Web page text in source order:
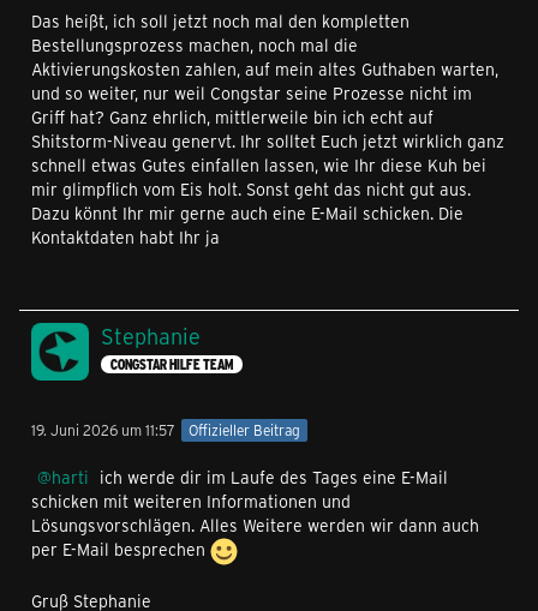
Das heißt, ich soll jetzt noch mal den kompletten
Bestellungsprozess machen, noch mal die
Aktivierungskosten zahlen, auf mein altes Guthaben warten,
und so weiter, nur weil Congstar seine Prozesse nicht im
Griff hat? Ganz ehrlich, mittlerweile bin ich echt auf
Shitstorm-Niveau genervt. Ihr solltet Euch jetzt wirklich ganz
schnell etwas Gutes einfallen lassen, wie Ihr diese Kuh bei
mir glimpflich vom Eis holt. Sonst geht das nicht gut aus.
Dazu könnt Ihr mir gerne auch eine E-Mail schicken. Die
Kontaktdaten habt Ihr ja
Stephanie
CONGSTAR HILFE TEAM
19. Juni 2026 um 11:57 Offizieller Beitrag
harti ich werde dir im Laufe des Tages eine E-Mail
schicken mit weiteren Informationen und
Lösungsvorschlägen. Alles Weitere werden wir dann auch
per E-Mail besprechen
Gruß Stephanie